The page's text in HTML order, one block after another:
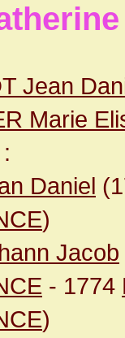
Jean
Marie
:
Daniel
)
Jacob
- 1774
)